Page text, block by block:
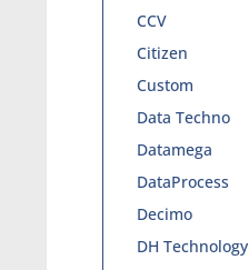
CCV
Citizen
Custom
Data Techno
Datamega
DataProcess
Decimo
DH Technology